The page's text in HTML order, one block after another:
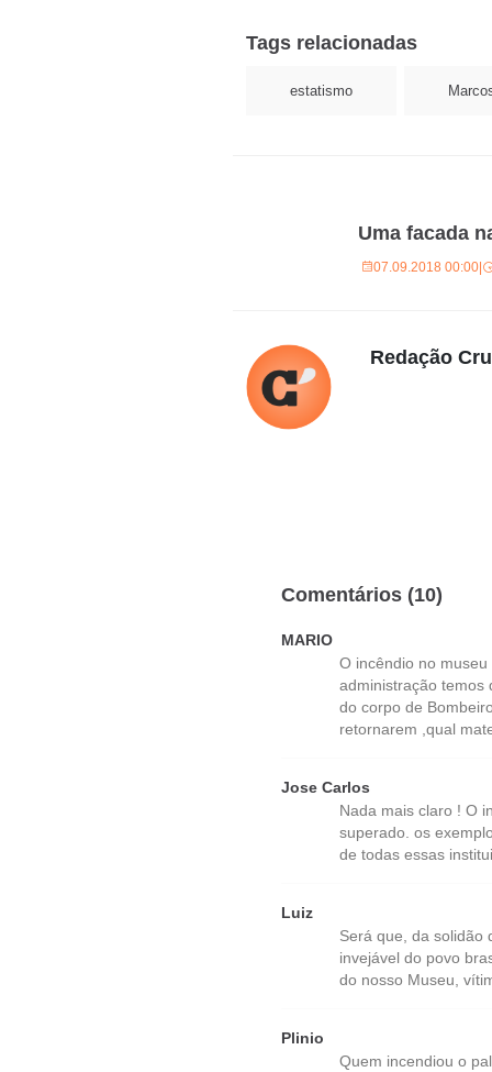
Tags relacionadas
estatismo
Uma facada
07.09.2018 00:00|
Redação
Comentários (10)
MARIO
O incêndio no
administração temos
do corpo de
retornarem ,qual
Jose Carlos
Nada mais claro ! O
superado. os
de todas essas
Luiz
Será que, da solidão
invejável do povo
do nosso Museu,
Plinio
Quem incendiou o